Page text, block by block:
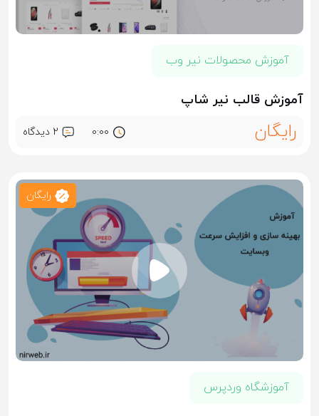
آموزش محصولات نیر وب
آموزش قالب نیر شاپ
رایگان 0:00 2 ديدگاه
رایگان
آموزشگاه وردپرس